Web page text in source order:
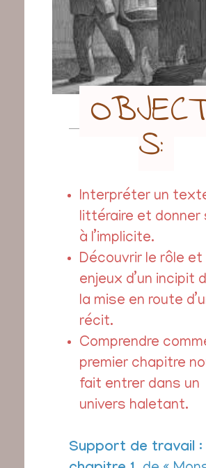
S:
Interpréter un
littéraire et donner
à l’implicite.
Découvrir le rôle et
enjeux d’un incipit
la mise en route
récit.
Comprendre
premier chapitre
fait entrer dans un
univers haletant.
Support de travail :